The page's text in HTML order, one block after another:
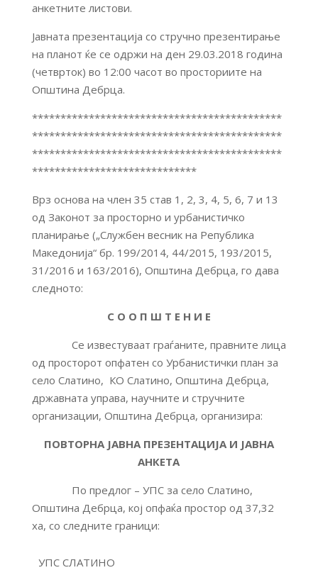
анкетните листови.
Јавната презентација со стручно презентирање
на планот ќе се одржи на ден 29.03.2018 година
(четврток) во 12:00 часот во просториите на
Општина Дебрца.
********************************************
********************************************
********************************************
*****************************
Врз основа на член 35 став 1, 2, 3, 4, 5, 6, 7 и 13
од Законот за просторно и урбанистичко
планирање („Службен весник на Република
Македонија“ бр. 199/2014, 44/2015, 193/2015,
31/2016 и 163/2016), Општина Дебрца, го дава
следното:
С О О П Ш Т Е Н И Е
Се известуваат граѓаните, правните лица
од просторот опфатен со Урбанистички план за
село Слатино, КО Слатино, Општина Дебрца,
државната управа, научните и стручните
организации, Општина Дебрца, организира:
ПОВТОРНА ЈАВНА ПРЕЗЕНТАЦИЈА И ЈАВНА
АНКЕТА
По предлог – УПС за село Слатино,
Општина Дебрца, кој опфаќа простор од 37,32
ха, со следните граници:
УПС СЛАТИНО